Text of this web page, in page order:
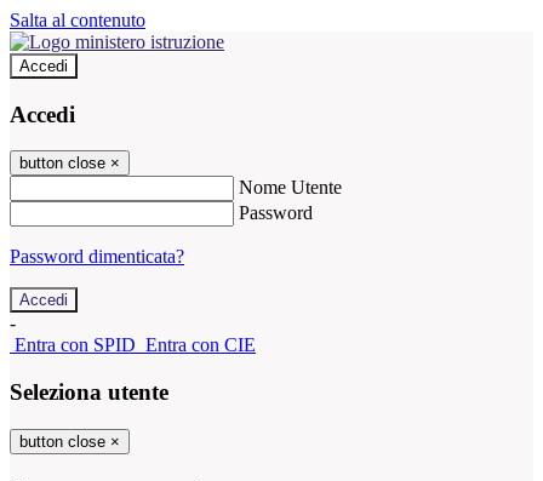
Salta al contenuto
Accedi
Accedi
button close ×
Nome Utente
Password
Password dimenticata?
-
Entra con SPID Entra con CIE
Seleziona utente
button close ×